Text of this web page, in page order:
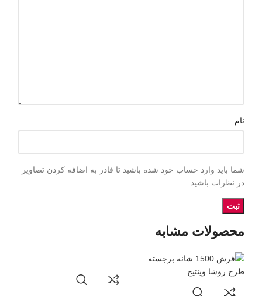
نام
شما باید وارد حساب خود شده باشید تا قادر به اضافه کردن تصاویر
در نظرات باشید.
محصولات مشابه